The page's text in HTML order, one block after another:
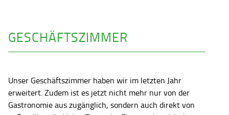
GESCHÄFTSZIMMER
Unser Geschäftszimmer haben wir im letzten Jahr
erweitert. Zudem ist es jetzt nicht mehr nur von der
Gastronomie aus zugänglich, sondern auch direkt von